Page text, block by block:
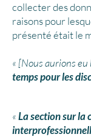
collecter des
raisons pour
présenté était le
« [Nous aurions eu
temps pour les
«Lasection sur la